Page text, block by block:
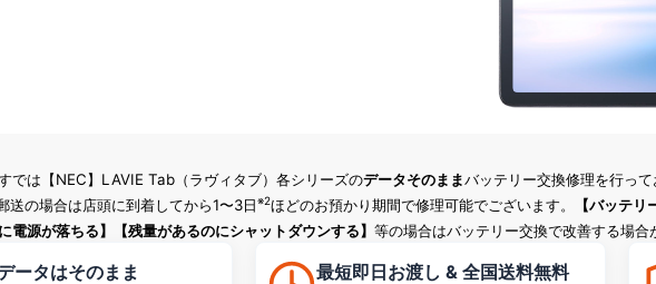
では【NEC】LAVIE Tab（ラヴィタブ）各シリーズのデータそのままバッテリー交換修理を行っ
送の場合は店頭に到着してから1〜3日※2ほどのお預かり期間で修理可能でございます。
【バッテ
電源が落ちる】【残量があるのにシャットダウンする】 等の場合はバッテリー交換で改善する場合
ータはそのまま 最短即日お渡し & 全国送料無料